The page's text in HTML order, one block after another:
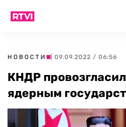
НОВОСТИ | 09.09.2022 / 06:56
КНДР
ядерным